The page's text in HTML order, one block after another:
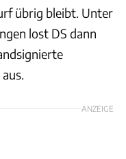
übrig bleibt. Unter
lost DS dann
ANZEIGE